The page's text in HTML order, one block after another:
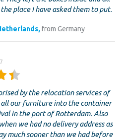
place I have asked them to put.
from Germany
by the relocation services of
all our furniture into the container
in the port of Rotterdam. Also
we had no delivery address as
much sooner than we had before